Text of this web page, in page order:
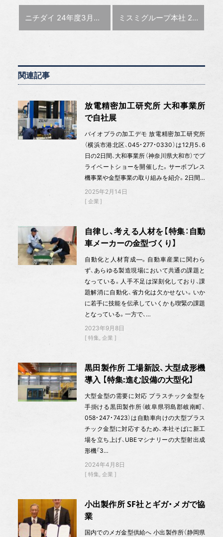
前の記事 :
ニチダイ 24年度3月期連結売上高 次の記事 :
ミスミグループ本社 24年3月期売上高1.5%減の3676億円
関連記事
放電精密加工研究所 大和事業所
で自社展
バイオプラの加工デモ 放電精密加工研究所
（横浜市港北区、045・277・0330）は12月5、6
日の2日間、大和事業所（神奈川県大和市）でプ
ライベートショーを開催した。サーボプレス
機事業や金型事業の取り組みを紹介。2日間…
2025年2月14日
企業
自律し、考える人材を【特集：自動
車メーカーの金型づくり】
自動化と人材育成—。自動車産業に関わら
ず、あらゆる製造現場において共通の課題と
なっている。人手不足は深刻化しており、課
題解消に自動化、省力化は欠かせない。いか
に若手に技能を伝承していくかも喫緊の課題
となっている。一方で、…
2023年9月8日
特集 企業
黒田製作所 工場新設、大型成形機
導入 【特集:進む設備の大型化】
大型金型の需要に対応 プラスチック金型を
手掛ける黒田製作所（岐阜県羽島郡岐南町、
058・247・7423）は自動車向けの大型プラス
チック金型に対応するため、本社そばに新工
場を立ち上げ、UBEマシナリーの大型射出成
形機「3…
2024年4月8日
特集 企業
小出製作所 SF社とギガ・メガで協
業
国内でのメガ金型供給へ 小出製作所（静岡県